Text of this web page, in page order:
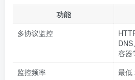
功能
多协议监控
容器
监控频率
最低